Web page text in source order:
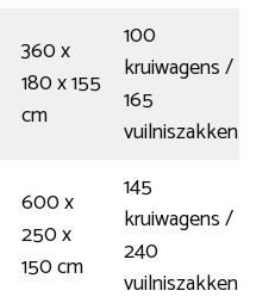
360 x
180 x 155
cm
100
kruiwagens /
165
vuilniszakken
600 x
250 x
150 cm
145
kruiwagens /
240
vuilniszakken